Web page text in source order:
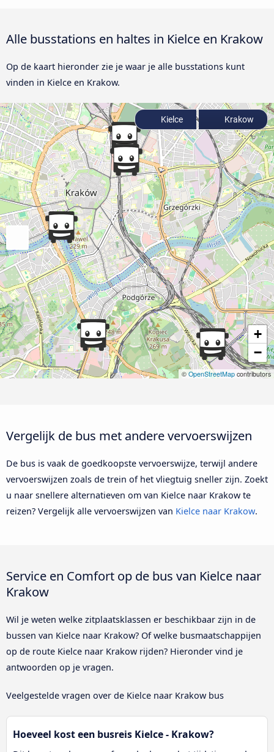
Alle busstations en haltes in Kielce en Krakow
Op de kaart hieronder zie je waar je alle busstations kunt
vinden in Kielce en Krakow.
+
−
© OpenStreetMap contributors
Kielce Krakow
Vergelijk de bus met andere vervoerswijzen
De bus is vaak de goedkoopste vervoerswijze, terwijl andere
vervoerswijzen zoals de trein of het vliegtuig sneller zijn. Zoekt
u naar snellere alternatieven om van Kielce naar Krakow te
reizen? Vergelijk alle vervoerswijzen van Kielce naar Krakow.
Service en Comfort op de bus van Kielce naar
Krakow
Wil je weten welke zitplaatsklassen er beschikbaar zijn in de
bussen van Kielce naar Krakow? Of welke busmaatschappijen
op de route Kielce naar Krakow rijden? Hieronder vind je
antwoorden op je vragen.
Veelgestelde vragen over de Kielce naar Krakow bus
Hoeveel kost een busreis Kielce - Krakow?